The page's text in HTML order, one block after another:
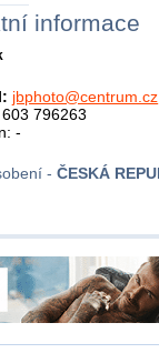
informace
jbphoto@centrum.cz
796263
-
- ČESKÁ